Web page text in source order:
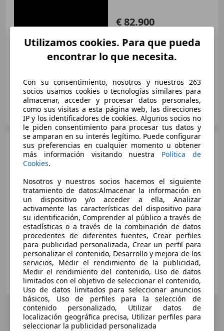
€ 82.900
50.000 km Diésel 130 kW (177 CV)
Particular
ES-03830 Muro de alcoy
MAN TGE TGL 220
€ 38.000
Sin comparación
10/2017 195.000 km Diésel 130 kW (177 CV)
Particular
ES-08020 Barcelona
Utilizamos cookies. Para que pueda
encontrar lo que necesita.
Con su consentimiento, nosotros y nuestros 263
socios usamos cookies o tecnologías similares para
almacenar, acceder y procesar datos personales,
como sus visitas a esta página web, las direcciones
IP y los identificadores de cookies. Algunos socios no
le piden consentimiento para procesar tus datos y
se amparan en su interés legítimo. Puede configurar
sus preferencias en cualquier momento u obtener
más información visitando nuestra Política de
Cookies.
Nosotros y nuestros socios hacemos el siguiente
tratamiento de datos:Almacenar la información en
un dispositivo y/o acceder a ella, Analizar
activamente las características del dispositivo para
su identificación, Comprender al público a través de
estadísticas o a través de la combinación de datos
procedentes de diferentes fuentes, Crear perfiles
para publicidad personalizada, Crear un perfil para
personalizar el contenido, Desarrollo y mejora de los
servicios, Medir el rendimiento de la publicidad,
Medir el rendimiento del contenido, Uso de datos
limitados con el objetivo de seleccionar el contenido,
Uso de datos limitados para seleccionar anuncios
básicos, Uso de perfiles para la selección de
contenido personalizado, Utilizar datos de
localización geográfica precisa, Utilizar perfiles para
seleccionar la publicidad personalizada